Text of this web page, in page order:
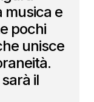
musica e
pochi
unisce
il